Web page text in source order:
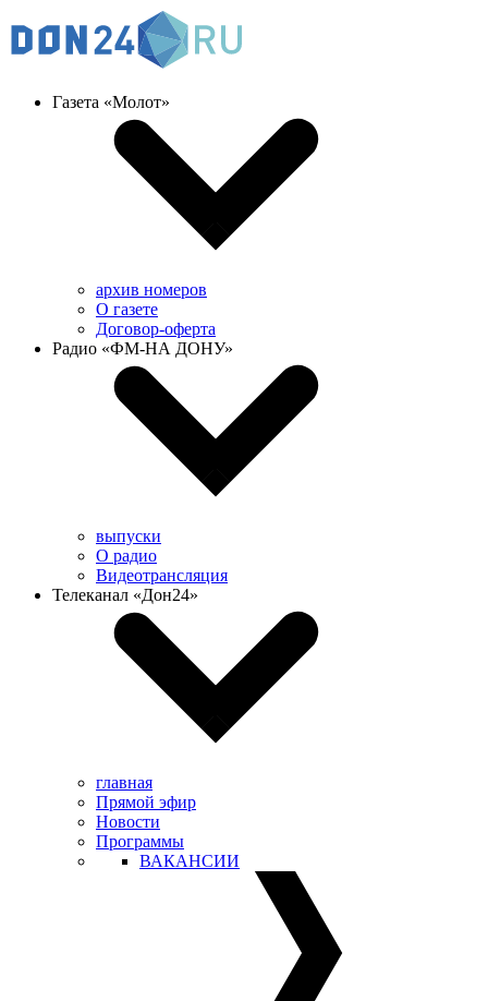
Газета «Молот»
архив номеров
О газете
Договор-оферта
Радио «ФМ-НА ДОНУ»
выпуски
О радио
Видеотрансляция
Телеканал «Дон24»
главная
Прямой эфир
Новости
Программы
ВАКАНСИИ